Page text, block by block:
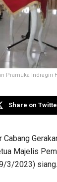
Pramuka Indragiri
Share on
Majelis
3/2023) siang.